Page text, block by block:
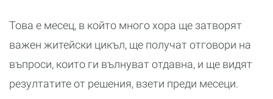
Това е месец, в който много хора ще затворят
важен житейски цикъл, ще получат отговори на
въпроси, които ги вълнуват отдавна, и ще видят
резултатите от решения, взети преди месеци.